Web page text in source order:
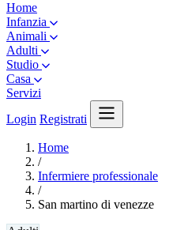
Home
Infanzia
Animali
Adulti
Studio
Casa
Servizi
Login Registrati
Home
/
Infermiere professionale
/
San martino di venezze